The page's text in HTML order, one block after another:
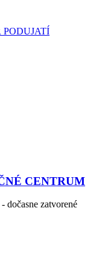
CENTRUM
dočasne zatvorené